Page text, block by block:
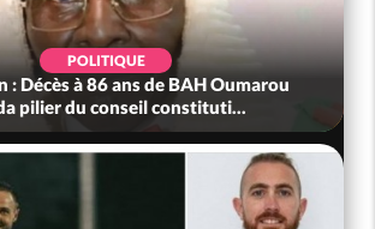
POLITIQUE
: Décès à 86 ans de BAH Oumarou
pilier du conseil constituti...